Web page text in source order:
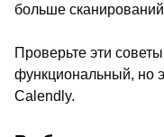
больше
Проверьте эти
функциональный, но
Calendly.